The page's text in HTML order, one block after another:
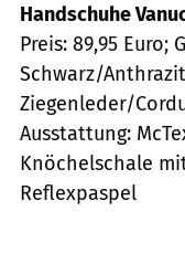
Handschuhe
Preis: 89,95 Euro;
Schwarz/
Ziegenleder/
Ausstattung:
Knöchelschale
Reflexpaspel